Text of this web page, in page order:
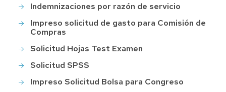
Indemnizaciones por razón de servicio
Impreso solicitud de gasto para Comisión de
Compras
Solicitud Hojas Test Examen
Solicitud SPSS
Impreso Solicitud Bolsa para Congreso